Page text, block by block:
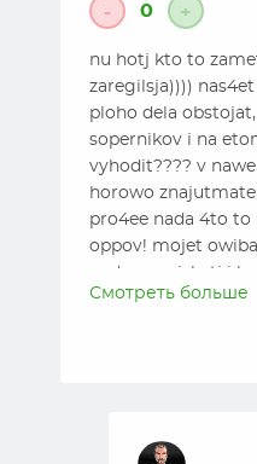
- 0 +
nu hotj kto to
zaregilsja))))
ploho dela
sopernikov i na
vyhodit???? v
horowo
pro4ee nada 4to
oppov! mojet
nada vam iskatj i
daljnejwem
Смотреть больше